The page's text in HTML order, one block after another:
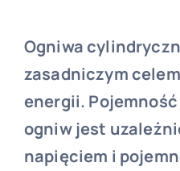
Ogniwa
zasadniczym
energii.
ogniw jest
napięciem i